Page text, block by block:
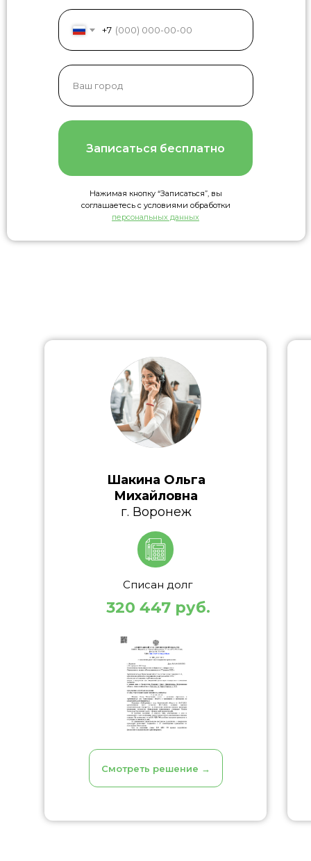
+7
Записаться бесплатно
Нажимая кнопку “Записаться”, вы
соглашаетесь с условиями обработки
персональных данных
Шакина Ольга
Михайловна
г. Воронеж
Смотреть решение →
Списан долг
320 447 руб.